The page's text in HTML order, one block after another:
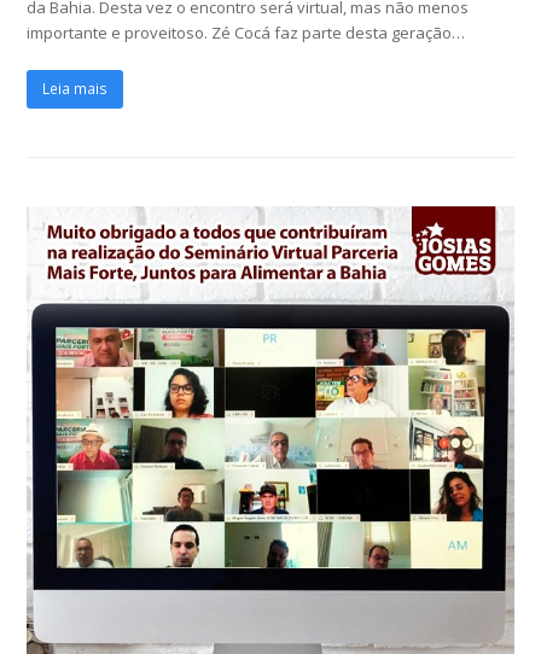
da Bahia. Desta vez o encontro será virtual, mas não menos
importante e proveitoso. Zé Cocá faz parte desta geração…
Leia mais